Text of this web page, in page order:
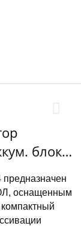
блок
оснащенным